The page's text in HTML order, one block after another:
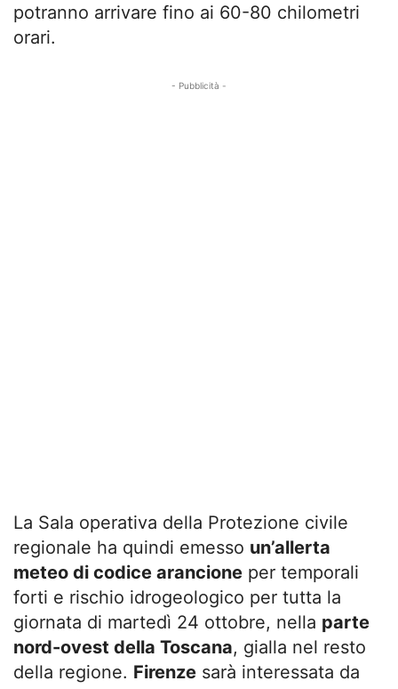
potranno arrivare fino ai 60-80 chilometri
orari.
- Pubblicità -
La Sala operativa della Protezione civile
regionale ha quindi emesso un’allerta
meteo di codice arancione per temporali
forti e rischio idrogeologico per tutta la
giornata di martedì 24 ottobre, nella parte
nord-ovest della Toscana, gialla nel resto
della regione. Firenze sarà interessata da